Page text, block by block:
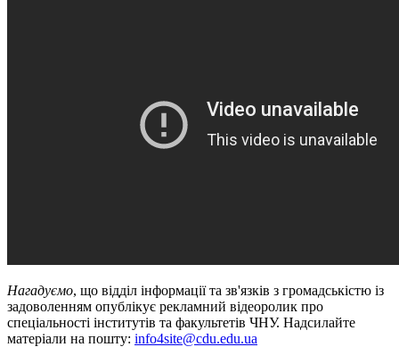
Нагадуємо, що відділ інформації та зв'язків з громадськістю із
задоволенням опублікує рекламний відеоролик про
спеціальності інститутів та факультетів ЧНУ. Надсилайте
матеріали на пошту: info4site@cdu.edu.ua